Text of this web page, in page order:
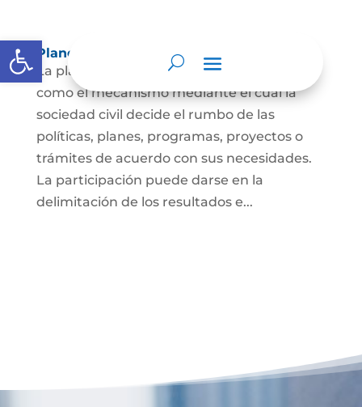
Abrir barra de herramientas
Planeación y presupuesto participativo.
La planeación participativa es entendida
como el mecanismo mediante el cual la
sociedad civil decide el rumbo de las
políticas, planes, programas, proyectos o
trámites de acuerdo con sus necesidades.
La participación puede darse en la
delimitación de los resultados e...